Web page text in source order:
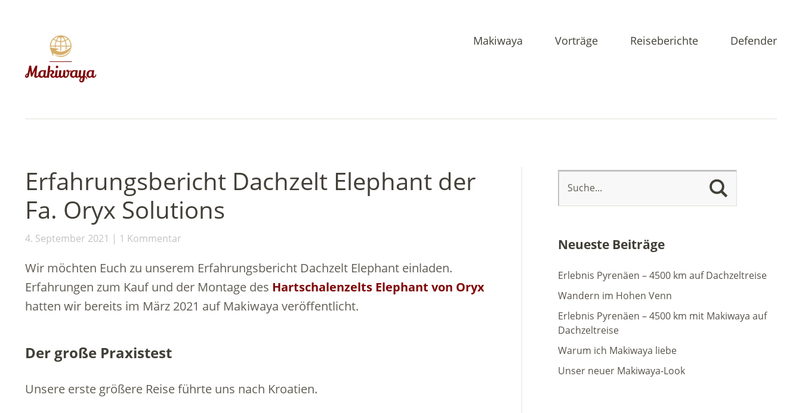
Makiwaya Vorträge Reiseberichte Defender
Erfahrungsbericht Dachzelt Elephant der
Fa. Oryx Solutions
4. September 2021 1 Kommentar
Wir möchten Euch zu unserem Erfahrungsbericht Dachzelt Elephant einladen.
Erfahrungen zum Kauf und der Montage des Hartschalenzelts Elephant von Oryx
hatten wir bereits im März 2021 auf Makiwaya veröffentlicht.
Der große Praxistest
Unsere erste größere Reise führte uns nach Kroatien.
Neueste Beiträge
Erlebnis Pyrenäen – 4500 km auf Dachzeltreise
Wandern im Hohen Venn
Erlebnis Pyrenäen – 4500 km mit Makiwaya auf
Dachzeltreise
Warum ich Makiwaya liebe
Unser neuer Makiwaya-Look